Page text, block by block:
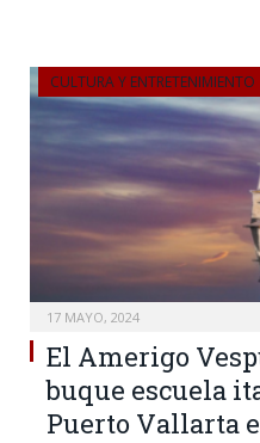
CULTURA Y ENTRETENIMIENTO
17 MAYO, 2024
El Amerigo
buque escuela
Puerto Vallarta